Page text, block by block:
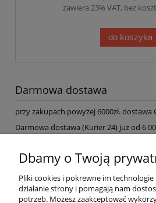
zawiera 23% VAT, bez
do koszyka
Darmowa dostawa
przy zakupach powyżej 6000zł. dostawa
Darmowa dostawa (Kurier 24) już od 6
Pomoc
Dostawa
Dbamy o Twoją
Pliki cookies i pokrewne im
działanie strony i pomagają nam
potrzeb. Możesz zaakceptować